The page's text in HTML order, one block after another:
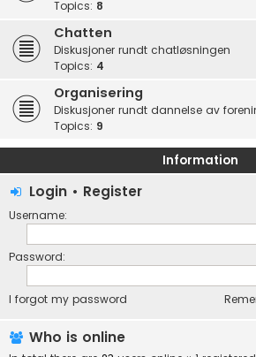
Topics: 8
Chatten
Diskusjoner rundt chatløsningen
Topics: 4
Organisering
Diskusjoner rundt dannelse av
Topics: 9
Information
Login • Register
Username:
Password:
I forgot my password
Who is online